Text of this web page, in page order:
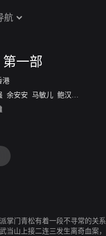
航
一部
港
余安安 马敏儿 鲍汉琳
掌门青松有着一段不寻常的关
当山上接二连三发生离奇血案